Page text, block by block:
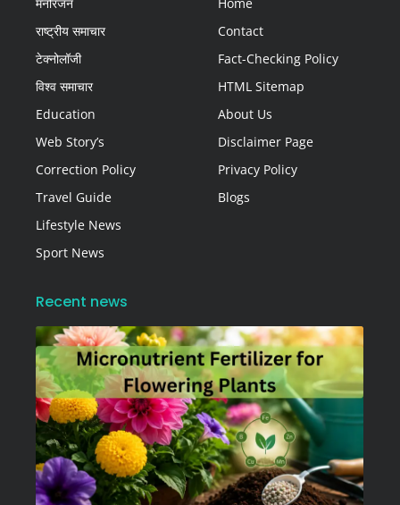
मनोरंजन
राष्ट्रीय समाचार
टेक्नोलॉजी
विश्व समाचार
Education
Web Story’s
Correction Policy
Travel Guide
Lifestyle News
Sport News
Home
Contact
Fact-Checking Policy
HTML Sitemap
About Us
Disclaimer Page
Privacy Policy
Blogs
Recent news